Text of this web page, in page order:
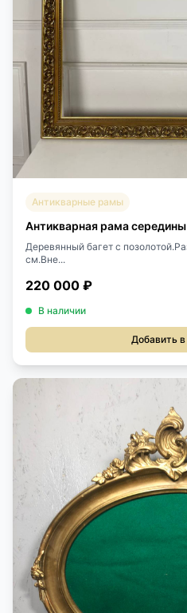
Антикварные рамы
Антикварная рама
Деревянный багет с
см.Вне...
220 000 ₽
В наличии
Добавить в